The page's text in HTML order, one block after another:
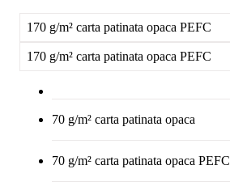
170 g/m² carta patinata opaca PEFC
170 g/m² carta patinata opaca PEFC
70 g/m² carta patinata opaca
70 g/m² carta patinata opaca PEFC